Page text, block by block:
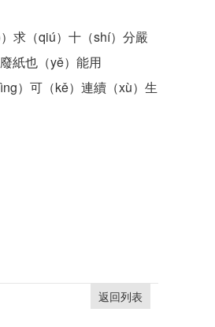
求（qiú）十（shí）分嚴
紙也（yě）能用
）可（kě）連續（xù）生
返回列表